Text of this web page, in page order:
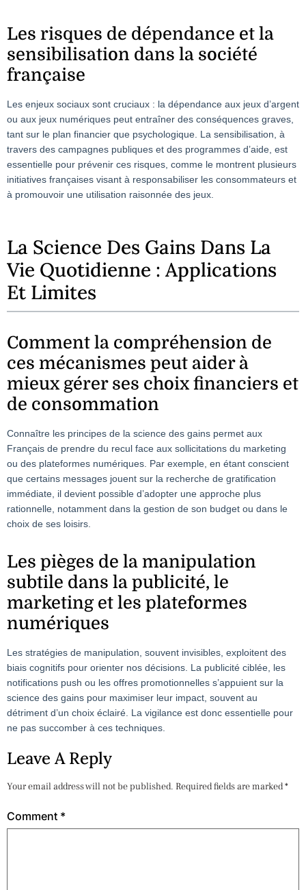
Les risques de dépendance et la
sensibilisation dans la société
française
Les enjeux sociaux sont cruciaux : la dépendance aux jeux d’argent
ou aux jeux numériques peut entraîner des conséquences graves,
tant sur le plan financier que psychologique. La sensibilisation, à
travers des campagnes publiques et des programmes d’aide, est
essentielle pour prévenir ces risques, comme le montrent plusieurs
initiatives françaises visant à responsabiliser les consommateurs et
à promouvoir une utilisation raisonnée des jeux.
La Science Des Gains Dans La
Vie Quotidienne : Applications
Et Limites
Comment la compréhension de
ces mécanismes peut aider à
mieux gérer ses choix financiers et
de consommation
Connaître les principes de la science des gains permet aux
Français de prendre du recul face aux sollicitations du marketing
ou des plateformes numériques. Par exemple, en étant conscient
que certains messages jouent sur la recherche de gratification
immédiate, il devient possible d’adopter une approche plus
rationnelle, notamment dans la gestion de son budget ou dans le
choix de ses loisirs.
Les pièges de la manipulation
subtile dans la publicité, le
marketing et les plateformes
numériques
Les stratégies de manipulation, souvent invisibles, exploitent des
biais cognitifs pour orienter nos décisions. La publicité ciblée, les
notifications push ou les offres promotionnelles s’appuient sur la
science des gains pour maximiser leur impact, souvent au
détriment d’un choix éclairé. La vigilance est donc essentielle pour
ne pas succomber à ces techniques.
Leave A Reply
Your email address will not be published. Required fields are marked*
Comment *